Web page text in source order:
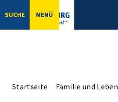
SUCHE MENÜ
Startseite Familie und Leben